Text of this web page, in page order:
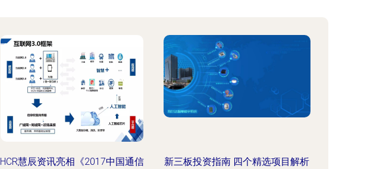
HCR慧辰资讯亮相《2017中国通信
新三板投资指南 四个精选项目解析